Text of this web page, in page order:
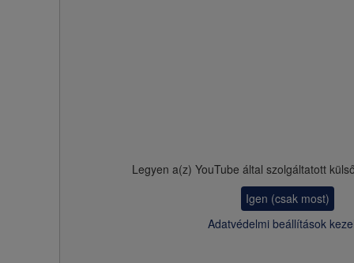
Legyen a(z) YouTube által szolgáltatott
Igen (csak most)
Adatvédelmi beállítások